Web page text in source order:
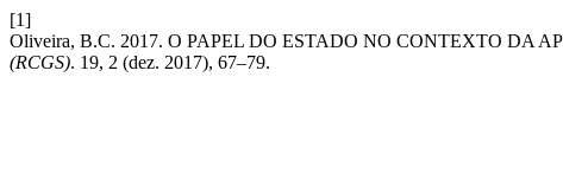
[1]
Oliveira, B.C. 2017. O PAPEL DO ESTADO NO CONTEXTO DA
(RCGS). 19, 2 (dez. 2017), 67–79.